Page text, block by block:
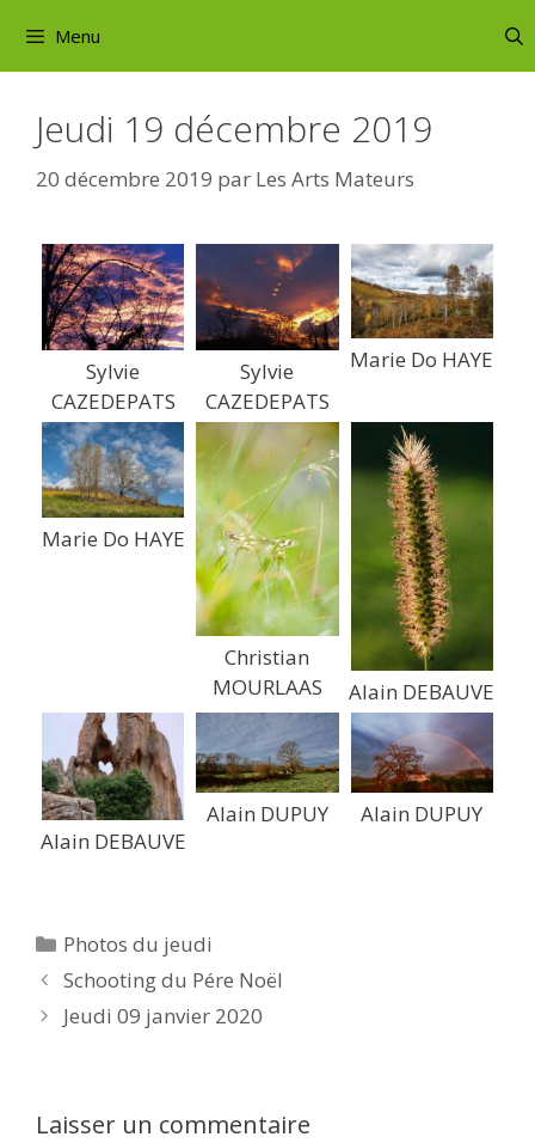
contenu
Menu
Jeudi 19 décembre 2019
20 décembre 2019 par Les Arts Mateurs
Sylvie
CAZEDEPATS
Sylvie
CAZEDEPATS
Marie Do HAYE
Marie Do HAYE
Christian
MOURLAAS
Alain DEBAUVE
Alain DEBAUVE
Alain DUPUY Alain DUPUY
Catégories
Photos du jeudi
Schooting du Pére Noël
Jeudi 09 janvier 2020
Laisser un commentaire